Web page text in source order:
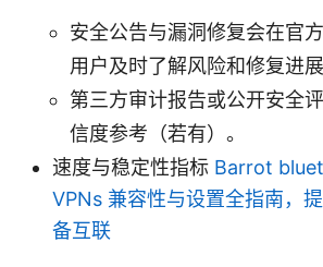
安全公告与漏洞修复会在官
用户及时了解风险和修复进展
第三方审计报告或公开安全
信度参考（若有）。
速度与稳定性指标 Barrot
VPNs 兼容性与设置全指南，
备互联